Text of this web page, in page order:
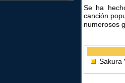
Se ha
canción
numerosos
Sakura